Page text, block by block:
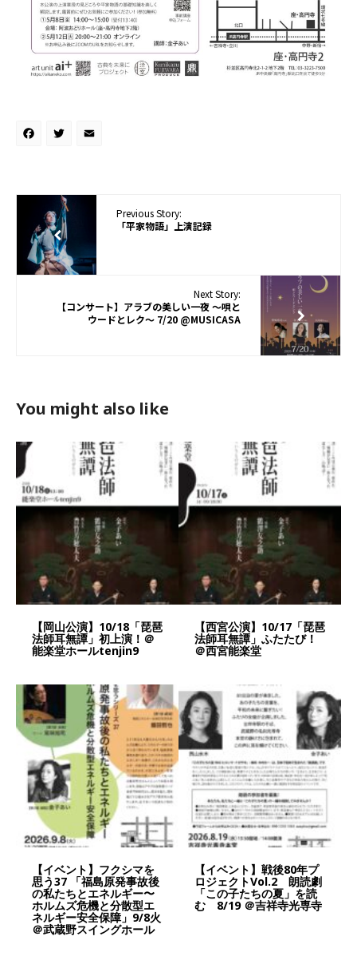
Facebook
Twitter
Previous Story:
「平家物語」上演記録
Next Story:
【コンサート】アラブの美しい一夜 〜唄と
ウードとレク〜 7/20 @MUSICASA
You might also like
【岡山公演】10/18「琵琶
法師耳無譚」初上演！＠
能楽堂ホールtenjin9
【西宮公演】10/17「琵琶
法師耳無譚」ふたたび！
＠西宮能楽堂
【イベント】フクシマを
思う37 「福島原発事故後
の私たちとエネルギー〜
ホルムズ危機と分散型エ
ネルギー安全保障」9/8火
＠武蔵野スイングホール
【イベント】戦後80年プ
ロジェクトVol.2 朗読劇
「この子たちの夏」を読
む 8/19 ＠吉祥寺光専寺